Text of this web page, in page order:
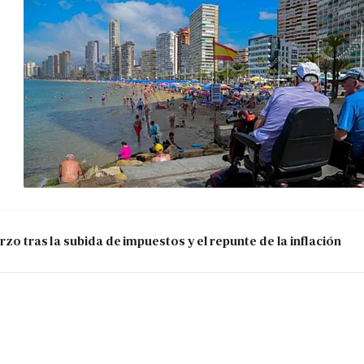
tras la subida de impuestos y el repunte de la inflación